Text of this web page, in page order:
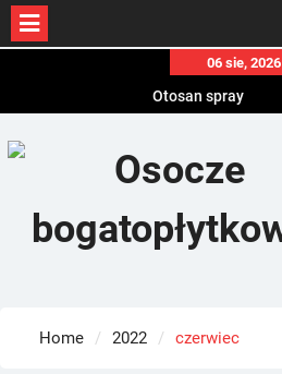
content
06 sie, 2026
Otosan spray
Home 2022 czerwiec